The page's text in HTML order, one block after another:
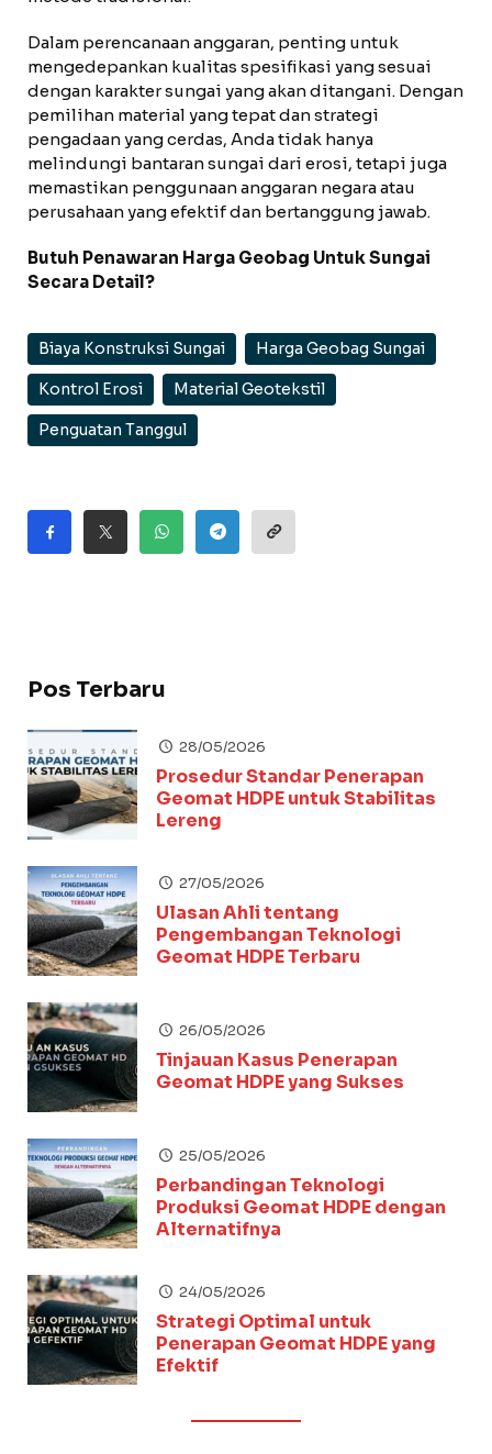
Dalam perencanaan anggaran, penting untuk
mengedepankan kualitas spesifikasi yang sesuai
dengan karakter sungai yang akan ditangani. Dengan
pemilihan material yang tepat dan strategi
pengadaan yang cerdas, Anda tidak hanya
melindungi bantaran sungai dari erosi, tetapi juga
memastikan penggunaan anggaran negara atau
perusahaan yang efektif dan bertanggung jawab.
Butuh Penawaran Harga Geobag Untuk Sungai
Secara Detail?
Biaya Konstruksi Sungai Harga Geobag Sungai
Kontrol Erosi Material Geotekstil
Penguatan Tanggul
Pos Terbaru
28/05/2026
Prosedur Standar Penerapan
Geomat HDPE untuk Stabilitas
Lereng
27/05/2026
Ulasan Ahli tentang
Pengembangan Teknologi
Geomat HDPE Terbaru
26/05/2026
Tinjauan Kasus Penerapan
Geomat HDPE yang Sukses
25/05/2026
Perbandingan Teknologi
Produksi Geomat HDPE dengan
Alternatifnya
24/05/2026
Strategi Optimal untuk
Penerapan Geomat HDPE yang
Efektif